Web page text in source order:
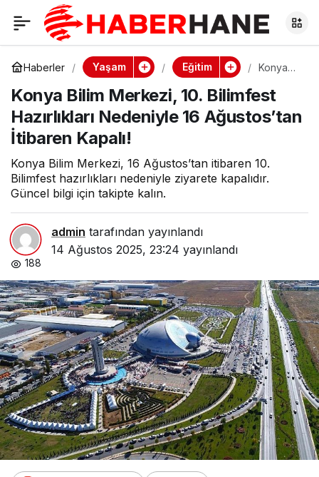
Haberler Yaşam Eğitim
Konya
Merkezi,
10.
Bilimfest
e 16
Ağustos’
Kapalı!
Konya Bilim Merkezi, 10. Bilimfest
Hazırlıkları Nedeniyle 16 Ağustos’tan
İtibaren Kapalı!
Konya Bilim Merkezi, 16 Ağustos’tan itibaren 10.
Bilimfest hazırlıkları nedeniyle ziyarete kapalıdır.
Güncel bilgi için takipte kalın.
admin tarafından yayınlandı
14 Ağustos 2025, 23:24 yayınlandı
188
Konya Bilim Merkezi,
10. Bilimfest
Hazırlıkları Nedeniyle
16 Ağustos’tan
İtibaren Kapalı!